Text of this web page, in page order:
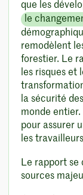
que les
le
remodèlent
forestier. Le
les risques et
la sécurité
monde
pour assurer
les
Le rapport
sources